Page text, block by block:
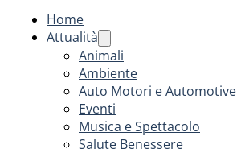
Home
Attualità
Animali
Ambiente
Auto Motori e Automotive
Eventi
Musica e Spettacolo
Salute Benessere